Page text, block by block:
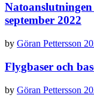
september 2022
by Göran Pettersson
Flygbaser och
by Göran Pettersson